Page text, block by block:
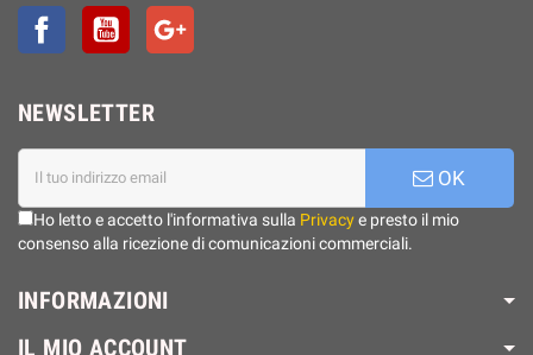
FacebookYouTube
NEWSLETTER
OK
Ho letto e accetto l'informativa sulla Privacye presto il mio
consenso alla ricezione di comunicazioni commerciali.
INFORMAZIONI
IL MIO ACCOUNT